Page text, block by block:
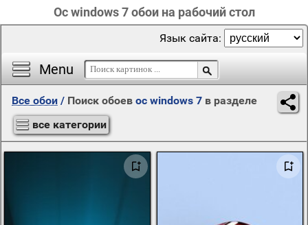
Ос windows 7 обои на рабочий стол
Menu
Язык сайта:
Все обои / Поиск обоев ос windows 7 в разделе
все категории